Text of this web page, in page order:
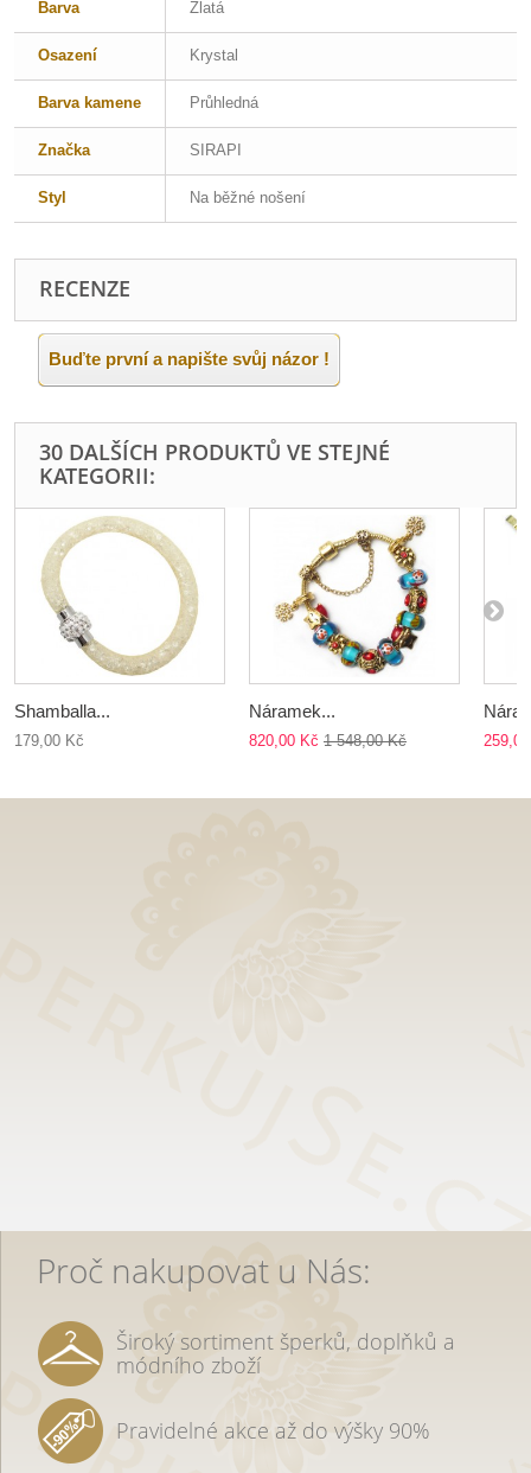
Barva Zlatá
Osazení Krystal
Barva kamene Průhledná
Značka SIRAPI
Styl Na běžné nošení
RECENZE
Buďte první a napište svůj názor !
30 DALŠÍCH PRODUKTŮ VE STEJNÉ
KATEGORII:
Shamballa...
179,00 Kč
Náramek...
820,00 Kč 1 548,00 Kč
Proč nakupovat u Nás:
Široký sortiment šperků, doplňků a
módního zboží
Pravidelné akce až do výšky 90%